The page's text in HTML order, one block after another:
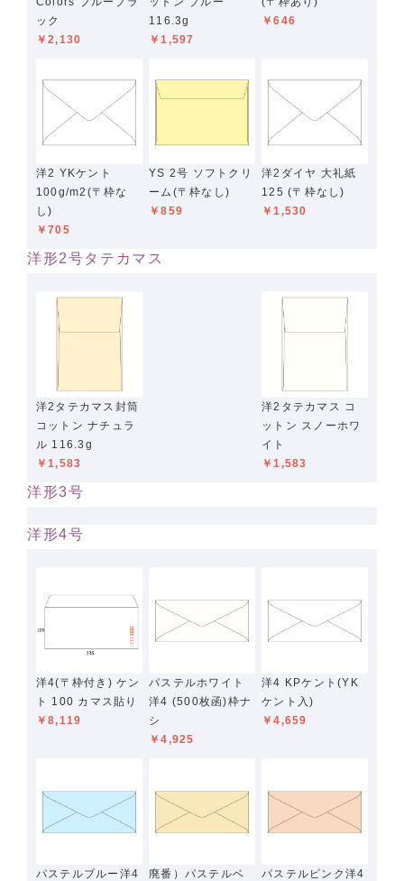
ック
￥2,130
116.3g
￥1,597
￥646
洋2 YKケント
100g/m2(〒枠な
し)
￥705
YS 2号 ソフトクリ
ーム(〒枠なし)
￥859
洋2ダイヤ 大礼紙
125 (〒枠なし)
￥1,530
洋形2号タテカマス
洋2タテカマス封筒
コットン ナチュラ
ル 116.3g
￥1,583
洋2タテカマス コ
ットン スノーホワ
イト
￥1,583
洋形3号
洋形4号
洋4(〒枠付き) ケン
ト 100 カマス貼り
￥8,119
パステルホワイト
洋4 (500枚函)枠ナ
シ
￥4,925
洋4 KPケント(YK
ケント入)
￥4,659
パステルブルー洋4
廃番）パステルベ
パステルピンク洋4